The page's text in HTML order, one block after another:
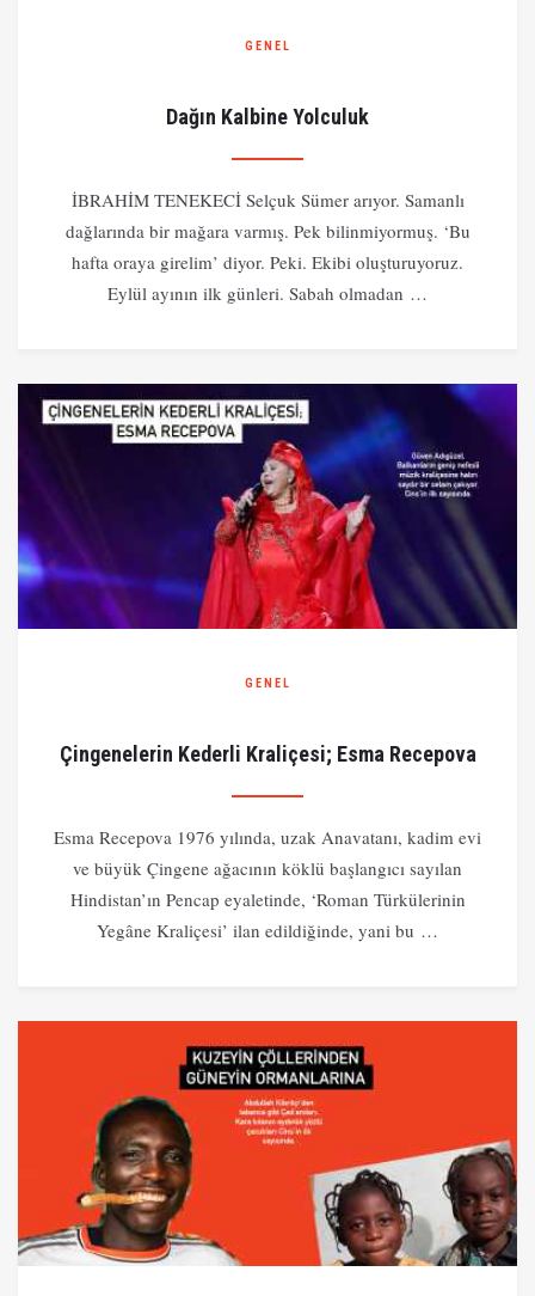
GENEL
Dağın Kalbine Yolculuk
İBRAHİM TENEKECİ Selçuk Sümer arıyor. Samanlı
dağlarında bir mağara varmış. Pek bilinmiyormuş. ‘Bu
hafta oraya girelim’ diyor. Peki. Ekibi oluşturuyoruz.
Eylül ayının ilk günleri. Sabah olmadan …
GENEL
Çingenelerin Kederli Kraliçesi; Esma Recepova
Esma Recepova 1976 yılında, uzak Anavatanı, kadim evi
ve büyük Çingene ağacının köklü başlangıcı sayılan
Hindistan’ın Pencap eyaletinde, ‘Roman Türkülerinin
Yegâne Kraliçesi’ ilan edildiğinde, yani bu …